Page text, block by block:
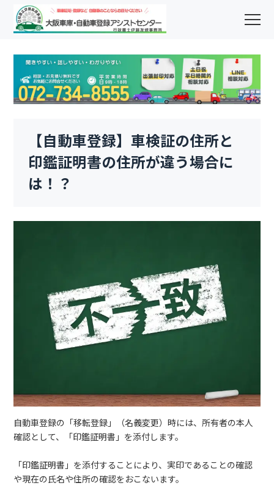
【自動車登録】車検証の住所と
印鑑証明書の住所が違う場合に
は！？
自動車登録の「移転登録」（名義変更）時には、所有者の本人
確認として、「印鑑証明書」を添付します。
「印鑑証明書」を添付することにより、実印であることの確認
や現在の氏名や住所の確認をおこないます。